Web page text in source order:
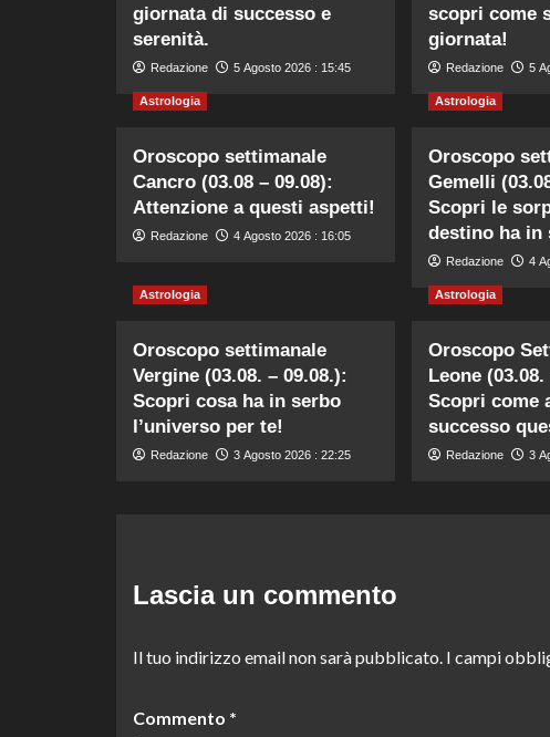
giornata di successo e
serenità.
Redazione 5 Agosto 2026 : 15:45
scopri come
giornata!
Redazione 5
Astrologia
Oroscopo settimanale
Cancro (03.08 – 09.08):
Attenzione a questi aspetti!
Redazione 4 Agosto 2026 : 16:05
Astrologia
Oroscopo
Gemelli
Scopri le
destino ha in
Redazione 4
Astrologia
Oroscopo settimanale
Vergine (03.08. – 09.08.):
Scopri cosa ha in serbo
l’universo per te!
Redazione 3 Agosto 2026 : 22:25
Astrologia
Oroscopo
Leone (03.08.
Scopri come
successo
Redazione 3
Lascia un commento
Il tuo indirizzo email non sarà pubblicato. I campi
Commento *